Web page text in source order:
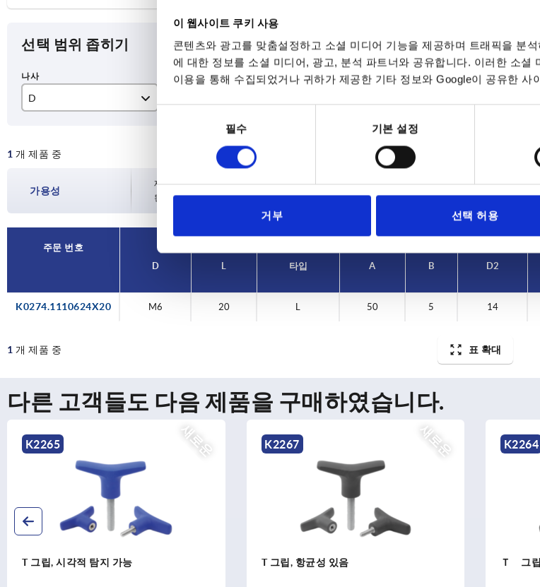
이 웹사이트 쿠키 사용
콘텐츠와 광고를 맞춤설정하고 소셜 미디어 기능을 제공하며 트래픽을 분
에 대한 정보를 소셜 미디어, 광고, 분석 파트너와 공유합니다. 이러한 소셜
이용을 통해 수집되었거나 귀하가 제공한 기타 정보와 Google이 공유한 사
동
필수 기본 설정
거부 선택 허용
선택 범위 좁히기
D
1 개 제품 중
가용성
재고 현황은 하루에 여러 번 정기적으로 업데이트됩니다. 주문 완료 전 마지막 단계에서 확정
된 배송일을 확인하실 수 있습니다.
주문 번호
D
L 타입 A B D2
K0274.1110624X20 M6 20 L 50 5 14
1 개 제품 중 표 확대
다른 고객들도 다음 제품을 구매하였습니다.
새로운
K2265
T 그립, 시각적 탐지 가능
새로운
K2267
T 그립, 항균성 있음
K2264
Ｔ 그